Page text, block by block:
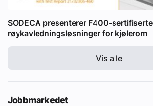
SODECA presenterer F400-sertifiserte
røykavledningsløsninger for kjølerom
Vis alle
Jobbmarkedet